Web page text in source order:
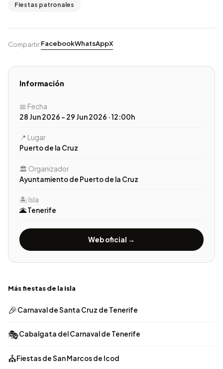
Fiestas patronales
Compartir:FacebookWhatsAppX
Información
📅 Fecha
28 Jun 2026 – 29 Jun 2026 · 12:00h
📍 Lugar
Puerto de la Cruz
🏛️ Organizador
Ayuntamiento de Puerto de la Cruz
🏝️ Isla
🌋 Tenerife
Web oficial →
Más fiestas de la isla
🎉Carnaval de Santa Cruz de Tenerife
🎭Cabalgata del Carnaval de Tenerife
⛪Fiestas de San Marcos de Icod